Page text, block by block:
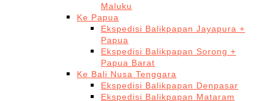
Maluku
Ke Papua
Ekspedisi Balikpapan Jayapura +
Papua
Ekspedisi Balikpapan Sorong +
Papua Barat
Ke Bali Nusa Tenggara
Ekspedisi Balikpapan Denpasar
Ekspedisi Balikpapan Mataram